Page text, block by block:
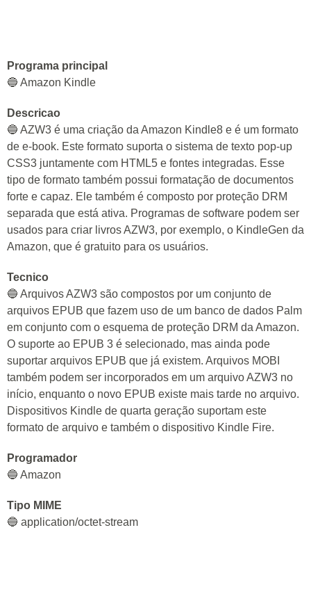
Programa principal
🔵 Amazon Kindle
Descricao
🔵 AZW3 é uma criação da Amazon Kindle8 e é um formato
de e-book. Este formato suporta o sistema de texto pop-up
CSS3 juntamente com HTML5 e fontes integradas. Esse
tipo de formato também possui formatação de documentos
forte e capaz. Ele também é composto por proteção DRM
separada que está ativa. Programas de software podem ser
usados para criar livros AZW3, por exemplo, o KindleGen da
Amazon, que é gratuito para os usuários.
Tecnico
🔵 Arquivos AZW3 são compostos por um conjunto de
arquivos EPUB que fazem uso de um banco de dados Palm
em conjunto com o esquema de proteção DRM da Amazon.
O suporte ao EPUB 3 é selecionado, mas ainda pode
suportar arquivos EPUB que já existem. Arquivos MOBI
também podem ser incorporados em um arquivo AZW3 no
início, enquanto o novo EPUB existe mais tarde no arquivo.
Dispositivos Kindle de quarta geração suportam este
formato de arquivo e também o dispositivo Kindle Fire.
Programador
🔵 Amazon
Tipo MIME
🔵 application/octet-stream